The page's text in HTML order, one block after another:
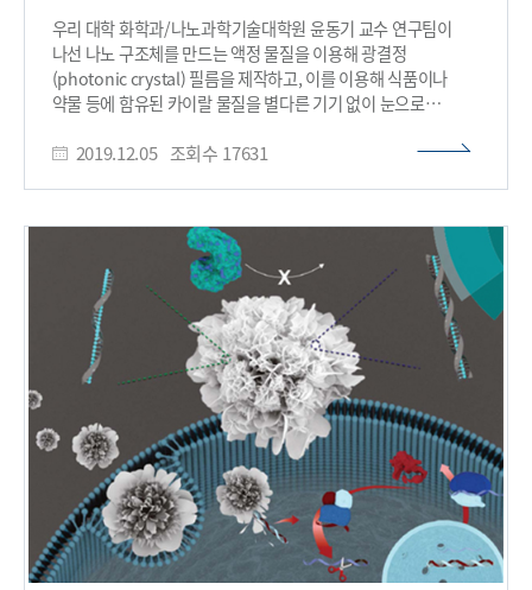
제작에 효과적인 근접장 나노패터닝(PnP, Proximity-field
nanopatterning)과 전기 도금 기술을 이용해, 약 10나노미터
크기의 나노 기공과 200~300나노미터 크기의 매크로 기공이
주기적으로 연결된 채널을 포함하는 3차원 계층 다공성 금 나노
구조를 대면적으로 제작했다. 그 결과, 계층 나노 구조 촉매는
나노 기공을 통해 높은 일산화탄소 생산 선택도를 달성함과
동시에 주기적으로 배열된 매크로 기공 채널을 통해 효율적인
물질이동을 유도함으로써, 높은 질량당 전환율을 달성해 값 비싼
또한, 3차원 나노 구조 금 촉매의 기공 크기와 분포가 조절 된 서로
다른 세 가지 나노 구조 촉매를 통해 기공 네트워크와 반응물,
생성물의 확산에 미치는 영향을 구조적 관점에서 조사했다. 이
기술은 이산화탄소 환원 촉매 연구 뿐 아니라 유사 전기화학
분야에서 발생하는 물질이동 문제를 해결하고 효율적인
촉매활용을 위한 폭넓은 응용이 가능할 것으로 기대된다. 이번
연구는 한국연구재단 원천기술개발사업의 미래소재디스커버리
사업과 나노소재원천기술개발사업, 그리고
이공분야기초개발사업의 지원을 통해 수행됐다.​
우리 대학 화학과/나노과학기술대학원 윤동기 교수 연구팀이
나선 나노 구조체를 만드는 액정 물질을 이용해 광결정
(photonic crystal) 필름을 제작하고, 이를 이용해 식품이나
약물 등에 함유된 카이랄 물질을 별다른 기기 없이 눈으로
(photolithography)으로 제작이 어려웠던 나노미터 크기의
응용기술에 다양하게 이바지할 것으로 기대된다. 박원기
박사과정이 1 저자로 참여한 이번 연구는 국제 학술지 ‘NPG
아시아 머티리얼즈(NPG Asia Materials)’ 8월 16일 자
온라인판과 ‘어드밴스드 옵티컬 머티리얼즈(Advanced Optical
Materials)’ 12월 4일 자 표지논문에 게재됐다. (논문명 :
Directed self-assembly of a helical nanofilament liquid
crystal phase for use as structural color reflectors/Direct
visualization of optical activity in chiral substances using
a helical nanofilament (B4) liquid crystal phase) 잘 정렬된
나선형 나노 구조체를 만드는 일은 산업적 및 학문적으로 수요가
높은 기술로 여겨져 디스플레이 산업 및 광학 분야에서 꾸준히
연구되고 있다. 바나나 모양의 굽은형 액정분자는 고온에서
서서히 냉각될 때 무작위로 배향된 나선형 구조체를 형성한다.
이들을 잘 정렬할 수 있다면 카이랄 광결정으로 이용할 수 있으나,
LCD용 액정 재료와는 달리 굽은형 액정분자를 정렬할 방법이
2019.12.05 조회수 17631